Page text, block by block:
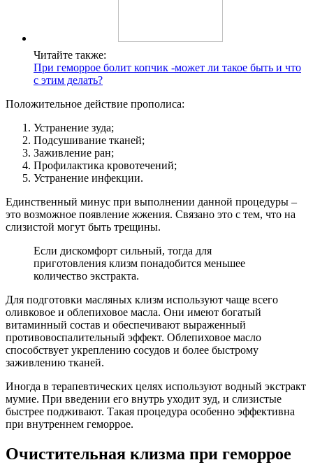
Читайте также:
При геморрое болит копчик -может ли такое быть и что
с этим делать?
Положительное действие прополиса:
Устранение зуда;
Подсушивание тканей;
Заживление ран;
Профилактика кровотечений;
Устранение инфекции.
Единственный минус при выполнении данной процедуры –
это возможное появление жжения. Связано это с тем, что на
слизистой могут быть трещины.
Если дискомфорт сильный, тогда для
приготовления клизм понадобится меньшее
количество экстракта.
Для подготовки масляных клизм используют чаще всего
оливковое и облепиховое масла. Они имеют богатый
витаминный состав и обеспечивают выраженный
противовоспалительный эффект. Облепиховое масло
способствует укреплению сосудов и более быстрому
заживлению тканей.
Иногда в терапевтических целях используют водный экстракт
мумие. При введении его внутрь уходит зуд, и слизистые
быстрее подживают. Такая процедура особенно эффективна
при внутреннем геморрое.
Очистительная клизма при геморрое